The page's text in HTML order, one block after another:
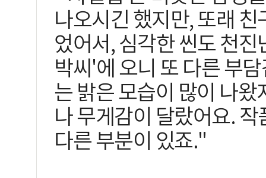
나오시긴 했지만, 또래
었어서, 심각한 씬도 천
박씨'에 오니 또 다른 부
는 밝은 모습이 많이 나
나 무게감이 달랐어요.
다른 부분이 있죠."